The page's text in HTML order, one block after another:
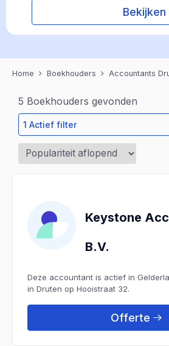
Bekijken
Home Boekhouders Accountants
5 Boekhouders gevonden
1 Actief filter
Keystone
B.V.
Deze accountant is actief in
in Druten op Hooistraat 32.
Offerte